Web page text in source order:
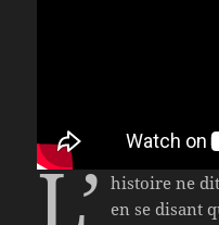
L’ histoire ne
en se disant